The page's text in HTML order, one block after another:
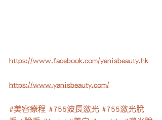
https://www.facebook.com/yanisbeauty.hk
https://www.yanisbeauty.com/
#美容療程 #755波長激光 #755激光脫